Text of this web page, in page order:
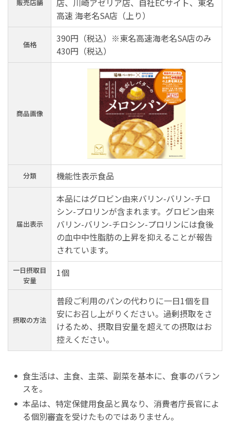
販売店舗
高速 海老名SA店（上り）
価格
390円（税込）※東名高速海老名SA店のみ
430円（税込）
商品画像
分類 機能性表示食品
届出表示
本品にはグロビン由来バリン-バリン-チロ
シン-プロリンが含まれます。グロビン由来
バリン-バリン-チロシン-プロリンには食後
の血中中性脂肪の上昇を抑えることが報告
されています。
一日摂取目
安量
1個
摂取の方法
普段ご利用のパンの代わりに一日1個を目
安にお召し上がりください。過剰摂取をさ
けるため、摂取目安量を超えての摂取はお
控えください。
食生活は、主食、主菜、副菜を基本に、食事のバラン
スを。
本品は、特定保健用食品と異なり、消費者庁長官によ
る個別審査を受けたものではありません。